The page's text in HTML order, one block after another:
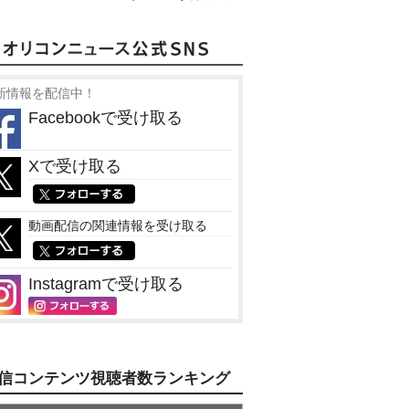
情報を配信中！
Facebookで受け取る
Xで受け取る
動画配信の関連情報を受け取る
Instagramで受け取る
コンテンツ視聴者数ランキング